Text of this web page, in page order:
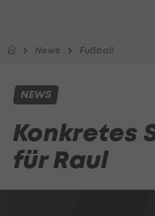
News Fußball
NEWS
Konkretes
für Raul